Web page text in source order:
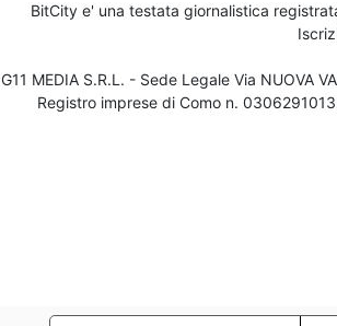
BitCity e' una testata giornalistica
G11 MEDIA S.R.L. - Sede Legale Via NUOVA
Registro imprese di Como n.